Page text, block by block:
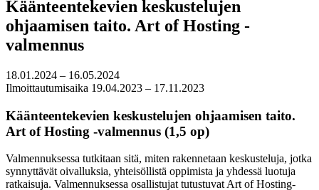
Käänteentekevien keskustelujen
ohjaamisen taito. Art of Hosting -
valmennus
18.01.2024 – 16.05.2024
Ilmoittautumisaika 19.04.2023 – 17.11.2023
Käänteentekevien keskustelujen ohjaamisen taito.
Art of Hosting -valmennus (1,5 op)
Valmennuksessa tutkitaan sitä, miten rakennetaan keskusteluja, jotka
synnyttävät oivalluksia, yhteisöllistä oppimista ja yhdessä luotuja
ratkaisuja. Valmennuksessa osallistujat tutustuvat Art of Hosting-